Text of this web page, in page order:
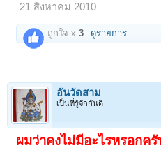
21 สิงหาคม 2010
ถูกใจ x3 ดูรายการ
อั๋นวัดสาม
เป็นที่รู้จักกันดี
ผมว่าคงไม่มีอะไรหรอกค